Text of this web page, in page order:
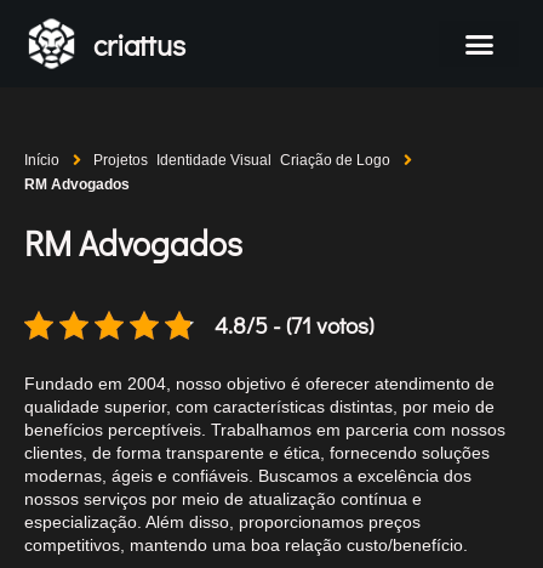
criattus
Início Projetos Identidade Visual
Criação de Logo
RM Advogados
RM Advogados
4.8/5 - (71 votos)
Fundado em 2004, nosso objetivo é oferecer atendimento de
qualidade superior, com características distintas, por meio de
benefícios perceptíveis. Trabalhamos em parceria com nossos
clientes, de forma transparente e ética, fornecendo soluções
modernas, ágeis e confiáveis. Buscamos a excelência dos
nossos serviços por meio de atualização contínua e
especialização. Além disso, proporcionamos preços
competitivos, mantendo uma boa relação custo/benefício.